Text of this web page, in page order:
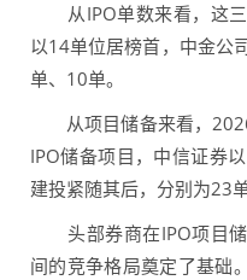
从IPO单数来看，这三
以14单位居榜首，中金公
单、10单。
从项目储备来看，
IPO储备项目，中信证券
建投紧随其后，分别为23
头部券商在IPO项目储
间的竞争格局奠定了基础